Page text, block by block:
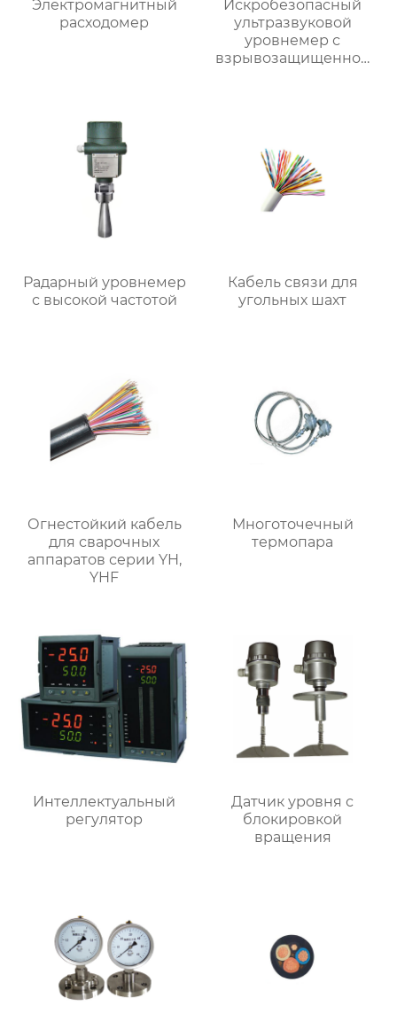
Электромагнитный
расходомер
Искробезопасный
ультразвуковой
уровнемер с
взрывозащищенной
Радарный уровнемер
с высокой частотой
Кабель связи для
угольных шахт
Огнестойкий кабель
для сварочных
аппаратов серии YH,
YHF
Многоточечный
термопара
Интеллектуальный
регулятор
Датчик уровня с
блокировкой
вращения